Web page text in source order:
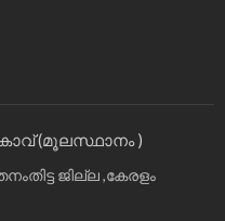
(മൂലസ്ഥാനം )
ജില്ല ,കേരളം